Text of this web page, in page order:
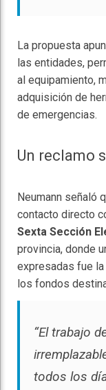
La propuesta
las entidades,
al equipamiento,
adquisición de
de emergencias.
Un reclamo
Neumann señaló
contacto directo
Sexta Sección
provincia, donde
expresadas fue
los fondos
“El trabajo
todos los